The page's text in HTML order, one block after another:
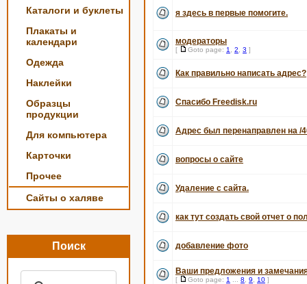
Каталоги и буклеты
Плакаты и
календари
Одежда
Наклейки
Образцы
продукции
Для компьютера
Карточки
Прочее
Сайты о халяве
Поиск
я здесь в первые помогите.
модераторы
[ Goto page: 1 2 3 ]
Как правильно написать адрес?
Спасибо Freedisk.ru
Адрес был перенаправлен на /
вопросы о сайте
Удаление с сайта.
как тут создать свой отчет о
добавление фото
Ваши предложения и
[ Goto page: 1 8 9 10 ]